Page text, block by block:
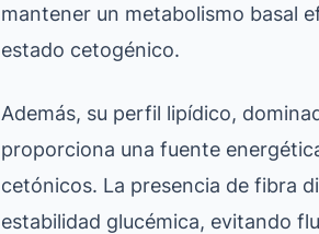
mantener un metabolismo basal
estado cetogénico.
Además, su perfil lipídico,
proporciona una fuente
cetónicos. La presencia de fibra
estabilidad glucémica, evitando